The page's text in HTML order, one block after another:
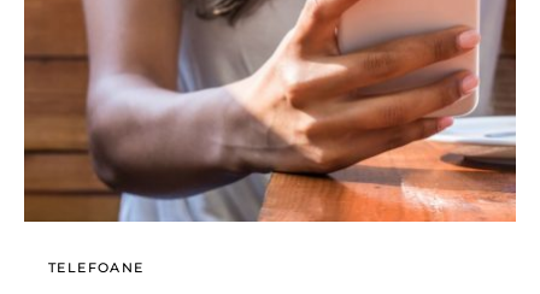
TELEFOANE